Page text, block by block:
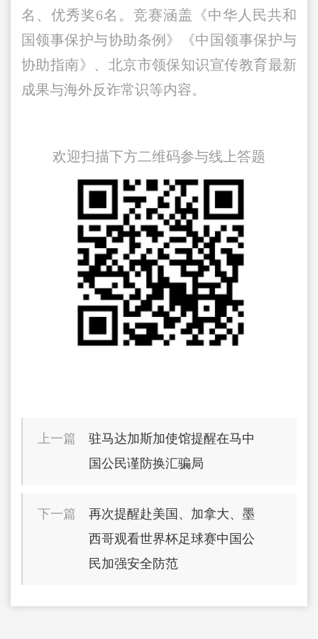
名、优秀奖6名。竞赛涵盖《中华人民共和
国领事保护与协助条例》《中国领事保护与
协助指南》、北京市领保知识宣传教育最新
成果与海外反诈常识等内容。
欢迎扫描下方二维码参与线上答题
上一篇
驻马达加斯加使馆提醒在马中
国公民谨防换汇骗局
下一篇
再次提醒赴美国、加拿大、墨
西哥观看世界杯足球赛中国公
民加强安全防范